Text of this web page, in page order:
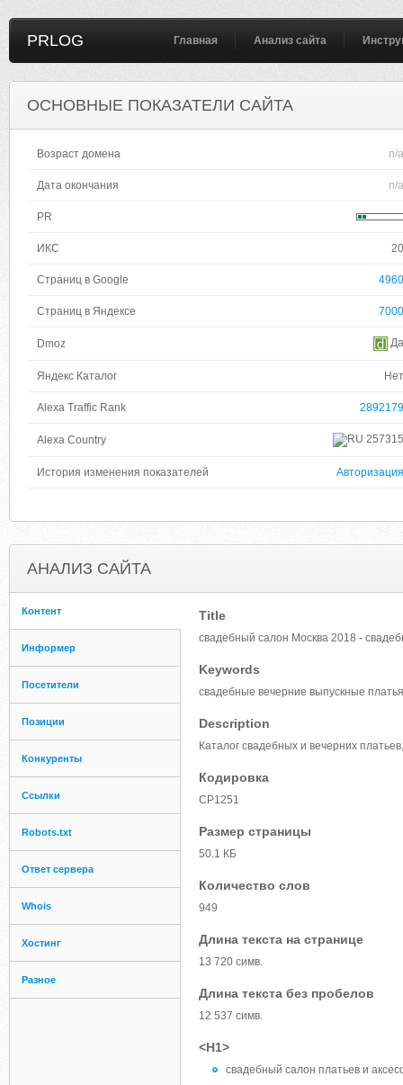
PRLOG Главная Анализ сайта
ОСНОВНЫЕ ПОКАЗАТЕЛИ САЙТА
Возраст домена n/a
Дата окончания n/a
PR
ИКС 20
Страниц в Google 4960
Страниц в Яндексе 7000
Dmoz Да
Яндекс Каталог Нет
Alexa Traffic Rank 2892179
Alexa Country 257315
История изменения показателей Авторизация
АНАЛИЗ САЙТА
Контент
Информер
Посетители
Позиции
Конкуренты
Ссылки
Robots.txt
Ответ сервера
Whois
Хостинг
Разное
Title
свадебный салон Москва 2018 -
Keywords
свадебные вечерние выпускные
Description
Каталог свадебных и вечерних
Кодировка
CP1251
Размер страницы
50.1 КБ
Количество слов
949
Длина текста на странице
13 720 симв.
Длина текста без пробелов
12 537 симв.
<H1>
свадебный салон платьев и